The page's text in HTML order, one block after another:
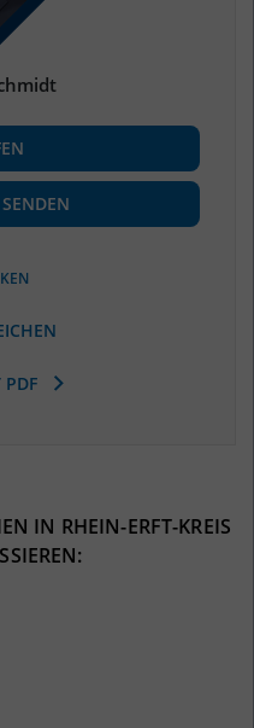
184.466
2020)
PDF
IN RHEIN-ERFT-KREIS